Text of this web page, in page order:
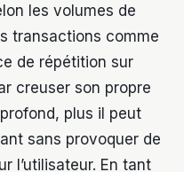
les volumes de
transactions comme
de répétition sur
creuser son propre
plus il peut
sans provoquer de
l’utilisateur. En tant